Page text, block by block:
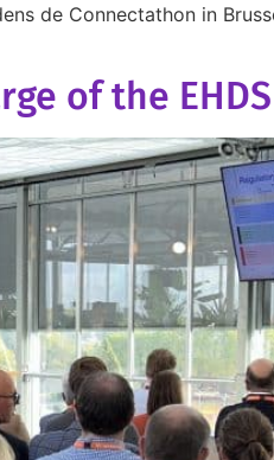
de Connectathon in
of the EHDS